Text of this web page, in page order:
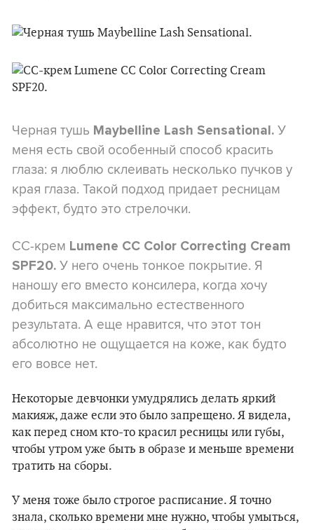
Черная тушь Maybelline Lash Sensational. У
меня есть свой особенный способ красить
глаза: я люблю склеивать несколько пучков у
края глаза. Такой подход придает ресницам
эффект, будто это стрелочки.
CC-крем Lumene CC Color Correcting Cream
SPF20. У него очень тонкое покрытие. Я
наношу его вместо консилера, когда хочу
добиться максимально естественного
результата. А еще нравится, что этот тон
абсолютно не ощущается на коже, как будто
его вовсе нет.
Некоторые девчонки умудрялись делать яркий
макияж, даже если это было запрещено. Я видела,
как перед сном кто-то красил ресницы или губы,
чтобы утром уже быть в образе и меньше времени
тратить на сборы.
У меня тоже было строгое расписание. Я точно
знала, сколько времени мне нужно, чтобы умыться,